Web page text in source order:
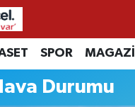
SPOR
Durumu